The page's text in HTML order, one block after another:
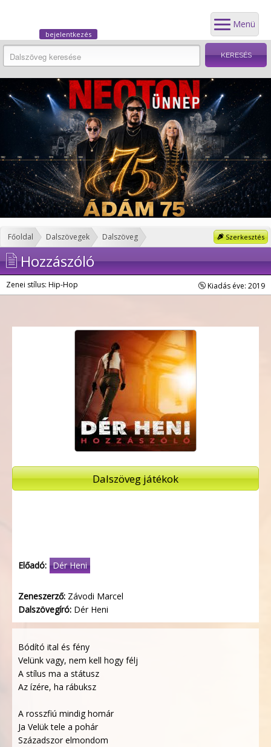
Menü
bejelentkezés
Szerkesztés
Főoldal Dalszövegek Dalszöveg
Hozzászóló
Zenei stílus: Hip-Hop Kiadás éve: 2019
Dalszöveg játékok
Előadó: Dér Heni
Zeneszerző: Závodi Marcel
Dalszövegíró: Dér Heni
Bódító ital és fény
Velünk vagy, nem kell hogy félj
A stílus ma a státusz
Az ízére, ha rábuksz
A rosszfiú mindig homár
Ja Velük tele a pohár
Századszor elmondom